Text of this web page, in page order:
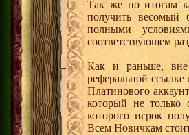
Так же по итогам
получить
полными
соответствующем
Как и раньше, вне
реферальной ссылке
Платинового
который не только
которого игрок
Всем Новичкам